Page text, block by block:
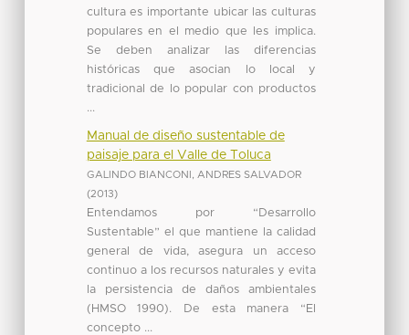
cultura es importante ubicar las culturas
populares en el medio que les implica.
Se deben analizar las diferencias
históricas que asocian lo local y
tradicional de lo popular con productos
...
Manual de diseño sustentable de
paisaje para el Valle de Toluca
GALINDO BIANCONI, ANDRES SALVADOR
(2013)
Entendamos por “Desarrollo
Sustentable” el que mantiene la calidad
general de vida, asegura un acceso
continuo a los recursos naturales y evita
la persistencia de daños ambientales
(HMSO 1990). De esta manera “El
concepto ...